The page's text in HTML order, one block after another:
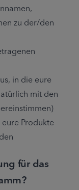
zu der/den
in die eure
mit den
Produkte
für das